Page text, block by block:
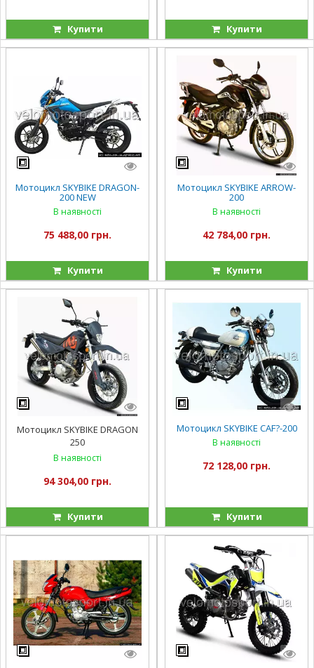
Купити Купити
Мотоцикл SKYBIKE DRAGON-
200 NEW
В наявності
75 488,00 грн.
Купити
Мотоцикл SKYBIKE ARROW-
200
В наявності
42 784,00 грн.
Купити
Мотоцикл SKYBIKE DRAGON
250
В наявності
94 304,00 грн.
Купити
Мотоцикл SKYBIKЕ CAF?-200
В наявності
72 128,00 грн.
Купити